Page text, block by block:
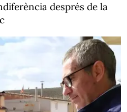
després de la